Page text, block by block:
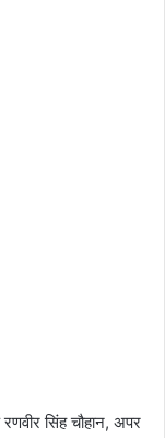
सिंह चौहान, अपर